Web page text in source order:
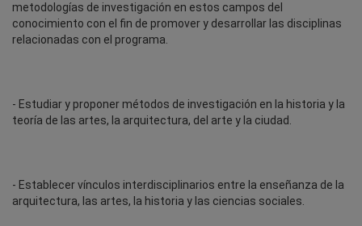
metodologías de investigación en estos campos del
conocimiento con el fin de promover y desarrollar las disciplinas
relacionadas con el programa.
- Estudiar y proponer métodos de investigación en la historia y la
teoría de las artes, la arquitectura, del arte y la ciudad.
- Establecer vínculos interdisciplinarios entre la enseñanza de la
arquitectura, las artes, la historia y las ciencias sociales.